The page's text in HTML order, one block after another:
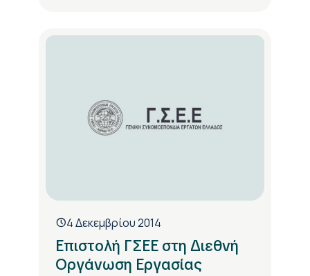
4 Δεκεμβρίου 2014
Επιστολή ΓΣΕΕ στη Διεθνή
Οργάνωση Εργασίας